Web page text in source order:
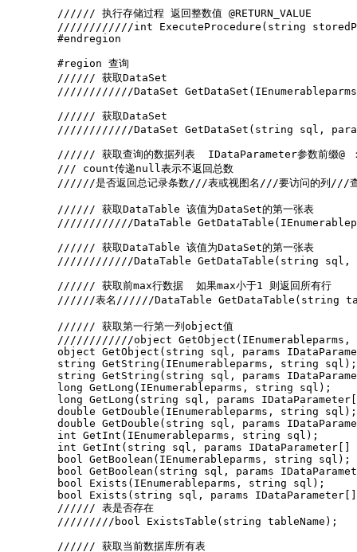
////// 执行存储过程 返回整数值 @RETURN_VALUE
////////////int ExecuteProcedure(string
#endregion
#region 查询
////// 获取DataSet
////////////DataSet
////// 获取DataSet
////////////DataSet GetDataSet(string sql, params
////// 获取查询的数据列表  IDataParameter参数前缀@ ：或
/// count传递null表示不返回总数
//////是否返回总记录条数///表或视图名///要访问的列///
////// 获取DataTable 该值为DataSet的第一张表
////////////DataTable
////// 获取DataTable 该值为DataSet的第一张表
////////////DataTable GetDataTable(string sql,
////// 获取前max行数据  如果max小于1 则返回所有行
//////表名//////DataTable GetDataTable(string
////// 获取第一行第一列object值
////////////object GetObject(IEnumerableparms,
object GetObject(string sql, params
string GetString(IEnumerableparms, string sql);
string GetString(string sql, params
long GetLong(IEnumerableparms, string sql);
long GetLong(string sql, params
double GetDouble(IEnumerableparms, string sql);
double GetDouble(string sql, params
int GetInt(IEnumerableparms, string sql);
int GetInt(string sql, params IDataParameter[]
bool GetBoolean(IEnumerableparms, string sql);
bool GetBoolean(string sql, params
bool Exists(IEnumerableparms, string sql);
bool Exists(string sql, params IDataParameter[]
////// 表是否存在
/////////bool ExistsTable(string tableName);
////// 获取当前数据库所有表